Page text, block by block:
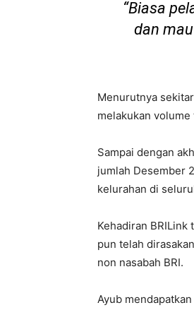
“Biasa
dan
Menurutnya
melakukan
Sampai dengan
jumlah Desember
kelurahan di
Kehadiran
pun telah
non nasabah BRI.
Ayub